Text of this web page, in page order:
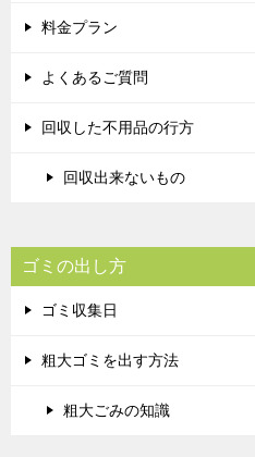
料金プラン
よくあるご質問
回収した不用品の行方
回収出来ないもの
ゴミの出し方
ゴミ収集日
粗大ゴミを出す方法
粗大ごみの知識